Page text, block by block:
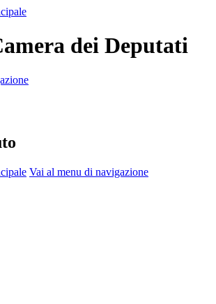
dei Deputati
Vai al menu di navigazione